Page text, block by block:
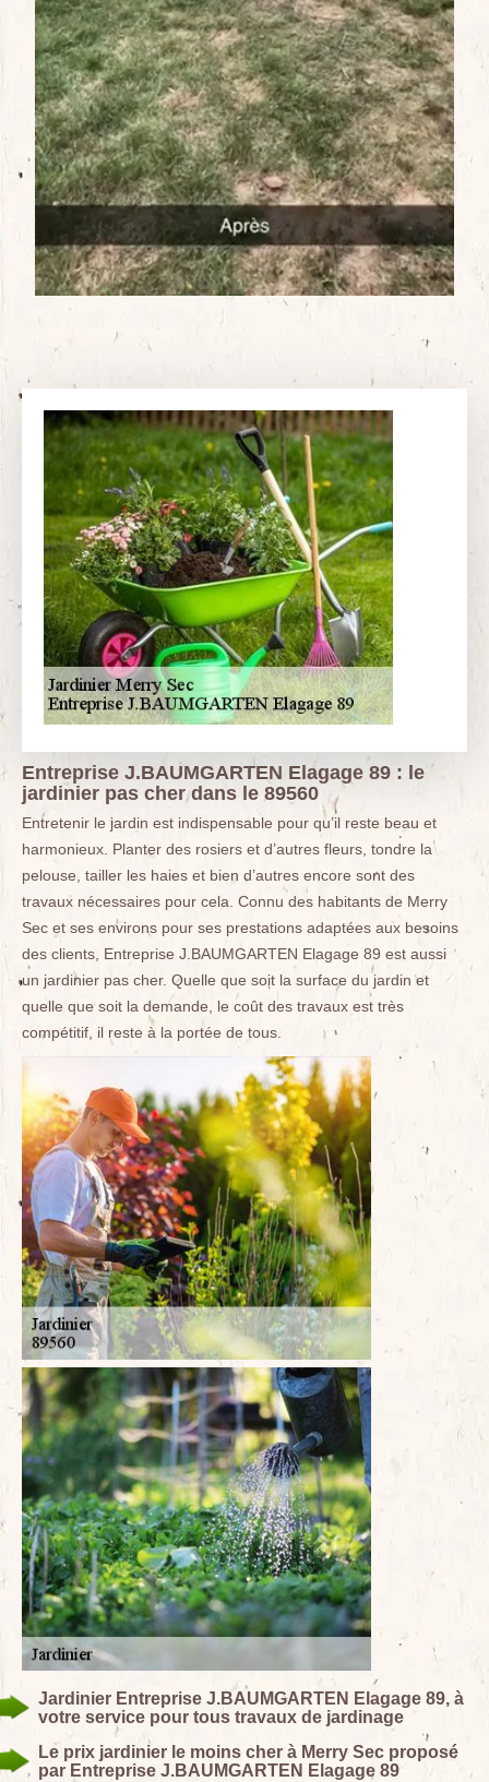
Entreprise J.BAUMGARTEN Elagage 89 : le
jardinier pas cher dans le 89560
Entretenir le jardin est indispensable pour qu’il reste beau et
harmonieux. Planter des rosiers et d’autres fleurs, tondre la
pelouse, tailler les haies et bien d’autres encore sont des
travaux nécessaires pour cela. Connu des habitants de Merry
Sec et ses environs pour ses prestations adaptées aux besoins
des clients, Entreprise J.BAUMGARTEN Elagage 89 est aussi
un jardinier pas cher. Quelle que soit la surface du jardin et
quelle que soit la demande, le coût des travaux est très
compétitif, il reste à la portée de tous.
Jardinier Entreprise J.BAUMGARTEN Elagage 89, à
votre service pour tous travaux de jardinage
Le prix jardinier le moins cher à Merry Sec proposé
par Entreprise J.BAUMGARTEN Elagage 89